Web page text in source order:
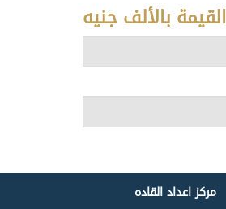
القيمة بالألف جنيه
مركز اعداد القاده